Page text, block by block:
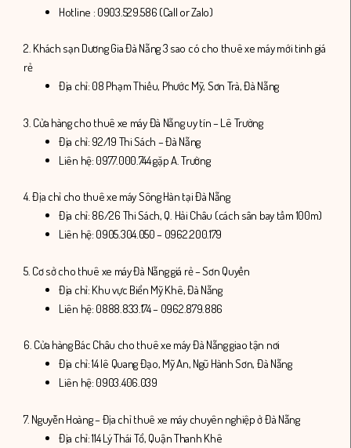
Hotline : 0903.529.586 (Call or Zalo)
2. Khách sạn Dương Gia Đà Nẵng 3 sao có cho thuê xe máy mới tinh giá
rẻ
Địa chỉ: 08 Phạm Thiều, Phước Mỹ, Sơn Trà, Đà Nẵng
3. Cửa hàng cho thuê xe máy Đà Nẵng uy tín – Lê Trường
Địa chỉ: 92/19 Thi Sách – Đà Nẵng
Liên hệ: 0977.000.744 gặp A. Trường
4. Địa chỉ cho thuê xe máy Sông Hàn tại Đà Nẵng
Địa chỉ: 86/26 Thi Sách, Q. Hải Châu (cách sân bay tầm 100m)
Liên hệ: 0905.304.050 – 0962.200.179
5. Cơ sở cho thuê xe máy Đà Nẵng giá rẻ – Sơn Quyền
Địa chỉ: Khu vực Biển Mỹ Khê, Đà Nẵng
Liên hệ: 0888.833.174 – 0962.879.886
6. Cửa hàng Bác Châu cho thuê xe máy Đà Nẵng giao tận nơi
Địa chỉ: 14 lê Quang Đạo, Mỹ An, Ngũ Hành Sơn, Đà Nẵng
Liên hệ: 0903.406.039
7. Nguyễn Hoàng – Địa chỉ thuê xe máy chuyên nghiệp ở Đà Nẵng
Địa chỉ: 114 Lý Thái Tổ, Quận Thanh Khê